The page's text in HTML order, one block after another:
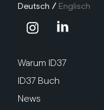
Deutsch / Englisch
Warum ID37
ID37 Buch
News